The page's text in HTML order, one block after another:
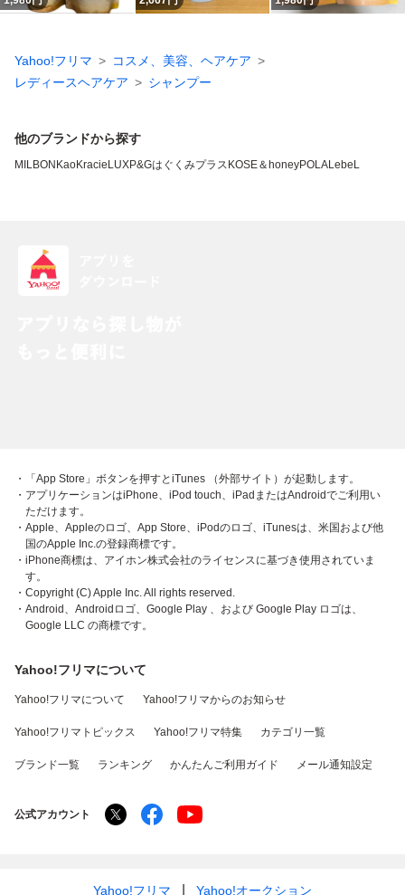
Yahoo!フリマ
コスメ、美容、ヘアケア
レディースヘアケア
シャンプー
他のブランドから探す
MILBON KaoKracie LUXP&Gはぐくみプラス KOSE＆honeyPOLALebeL
・「App Store」ボタンを押すとiTunes （外部サイト）が起動します。
・アプリケーションはiPhone、iPod touch、iPadまたはAndroidでご利用い
ただけます。
・Apple、Appleのロゴ、App Store、iPodのロゴ、iTunesは、米国および他
国のApple Inc.の登録商標です。
・iPhone商標は、アイホン株式会社のライセンスに基づき使用されていま
す。
・Copyright (C) Apple Inc. All rights reserved.
・Android、Androidロゴ、Google Play 、および Google Play ロゴは、
Google LLC の商標です。
Yahoo!フリマについて
Yahoo!フリマについて Yahoo!フリマからのお知らせ
Yahoo!フリマトピックス Yahoo!フリマ特集 カテゴリ一覧
ブランド一覧 ランキング かんたんご利用ガイド メール通知設定
公式アカウント
Yahoo!フリマ Yahoo!オークション